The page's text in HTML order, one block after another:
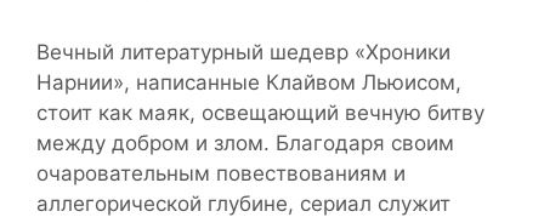
Вечный литературный шедевр «Хроники
Нарнии», написанные Клайвом Льюисом,
стоит как маяк, освещающий вечную битву
между добром и злом. Благодаря своим
очаровательным повествованиям и
аллегорической глубине, сериал служит